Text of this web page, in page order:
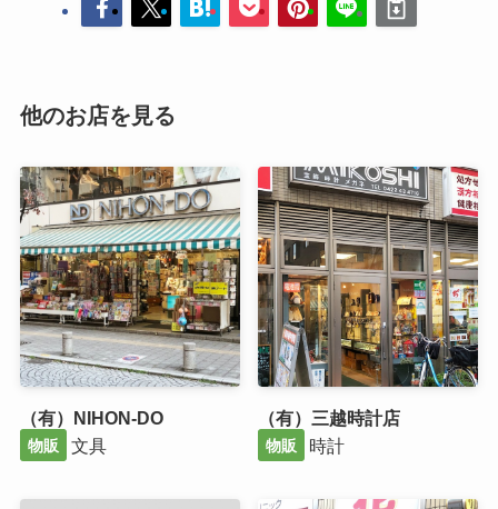
他のお店を見る
（有）NIHON-DO
物販 文具
（有）三越時計店
物販 時計